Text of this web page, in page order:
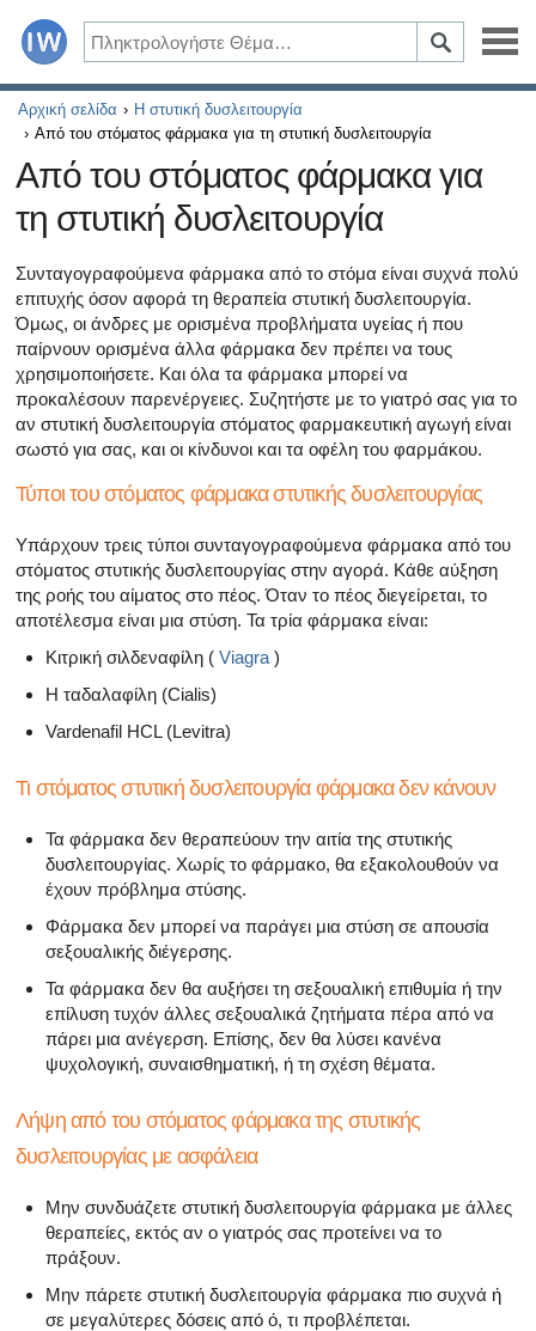
Ασθένειες
Συμπτώματα
Φάρμακα και συμπληρώματα
Υγιεινός τρόπος ζωής
Όλα τα άρθρα σχετικά με το διαβήτη και τη στυτική
Όλα τα άρθρα για τη σεξουαλική υγεία
Όλα τα άρθρα σχετικά με το διαβήτη και το ενδοκρινικό
Όλα τα άρθρα σχετικά με το πώς η καρδιά σας
Όλα τα άρθρα για το αρσενικό αναπαραγωγικό σύστημα
Όλα τα άρθρα σχετικά με την κατάθλιψη και τη στυτική
Όλα τα άρθρα για τη στυτική δυσλειτουργία
Όλα τα άρθρα για τις σχέσεις και στυτική δυσλειτουργία
Αρχική σελίδα
Η στυτική δυσλειτουργία
Από του στόματος φάρμακα για τη στυτική δυσλειτουργία
Από του στόματος φάρμακα για
τη στυτική δυσλειτουργία
Συνταγογραφούμενα φάρμακα από το στόμα είναι συχνά πολύ
επιτυχής όσον αφορά τη θεραπεία στυτική δυσλειτουργία.
Όμως, οι άνδρες με ορισμένα προβλήματα υγείας ή που
παίρνουν ορισμένα άλλα φάρμακα δεν πρέπει να τους
χρησιμοποιήσετε. Και όλα τα φάρμακα μπορεί να
προκαλέσουν παρενέργειες. Συζητήστε με το γιατρό σας για το
αν στυτική δυσλειτουργία στόματος φαρμακευτική αγωγή είναι
σωστό για σας, και οι κίνδυνοι και τα οφέλη του φαρμάκου.
Τύποι του στόματος φάρμακα στυτικής δυσλειτουργίας
Υπάρχουν τρεις τύποι συνταγογραφούμενα φάρμακα από του
στόματος στυτικής δυσλειτουργίας στην αγορά. Κάθε αύξηση
της ροής του αίματος στο πέος. Όταν το πέος διεγείρεται, το
αποτέλεσμα είναι μια στύση. Τα τρία φάρμακα είναι:
Κιτρική σιλδεναφίλη ( Viagra )
Η ταδαλαφίλη (Cialis)
Vardenafil HCL (Levitra)
Τι στόματος στυτική δυσλειτουργία φάρμακα δεν κάνουν
Τα φάρμακα δεν θεραπεύουν την αιτία της στυτικής
δυσλειτουργίας. Χωρίς το φάρμακο, θα εξακολουθούν να
έχουν πρόβλημα στύσης.
Φάρμακα δεν μπορεί να παράγει μια στύση σε απουσία
σεξουαλικής διέγερσης.
Τα φάρμακα δεν θα αυξήσει τη σεξουαλική επιθυμία ή την
επίλυση τυχόν άλλες σεξουαλικά ζητήματα πέρα ​​από να
πάρει μια ανέγερση. Επίσης, δεν θα λύσει κανένα
ψυχολογική, συναισθηματική, ή τη σχέση θέματα.
Λήψη από του στόματος φάρμακα της στυτικής
δυσλειτουργίας με ασφάλεια
Μην συνδυάζετε στυτική δυσλειτουργία φάρμακα με άλλες
θεραπείες, εκτός αν ο γιατρός σας προτείνει να το
πράξουν.
Μην πάρετε στυτική δυσλειτουργία φάρμακα πιο συχνά ή
σε μεγαλύτερες δόσεις από ό, τι προβλέπεται.